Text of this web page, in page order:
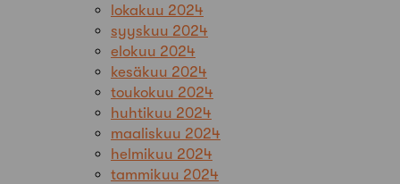
lokakuu 2024
syyskuu 2024
elokuu 2024
kesäkuu 2024
toukokuu 2024
huhtikuu 2024
maaliskuu 2024
helmikuu 2024
tammikuu 2024